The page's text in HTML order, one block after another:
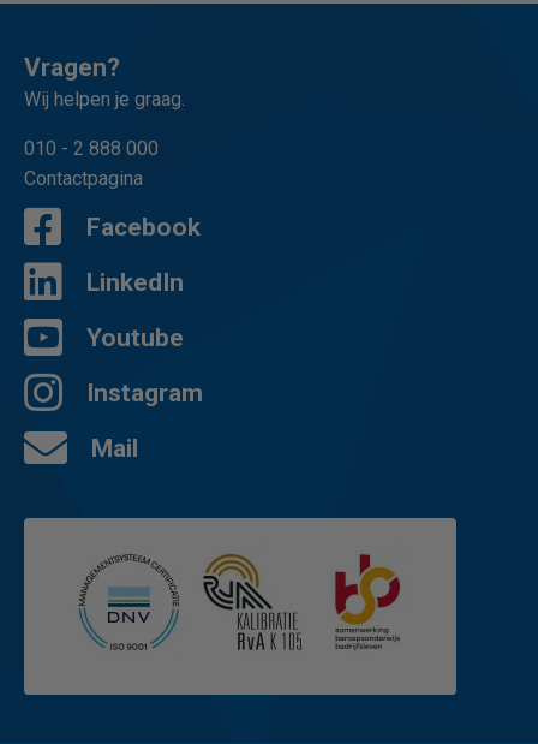
Vragen?
Wij helpen je graag.
010 - 2 888 000
Contactpagina
Facebook
LinkedIn
Youtube
Instagram
Mail